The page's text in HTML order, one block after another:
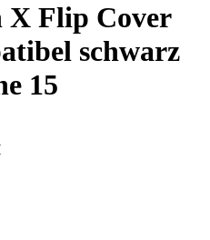
X Flip Cover
schwarz
15